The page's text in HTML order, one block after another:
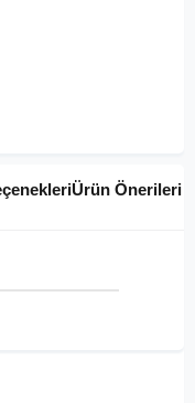
Ürün Önerileri